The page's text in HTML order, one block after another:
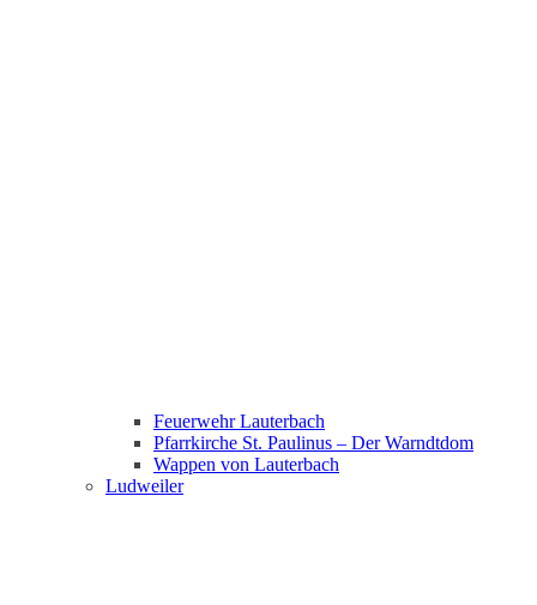
Feuerwehr Lauterbach
Pfarrkirche St. Paulinus – Der Warndtdom
Wappen von Lauterbach
Ludweiler